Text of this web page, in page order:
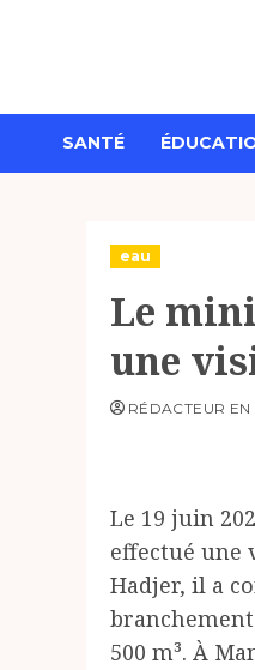
SANTÉ
eau
Le
une
RÉDACTEUR EN
Le 19 juin
effectué une
Hadjer, il a
500 m³. À